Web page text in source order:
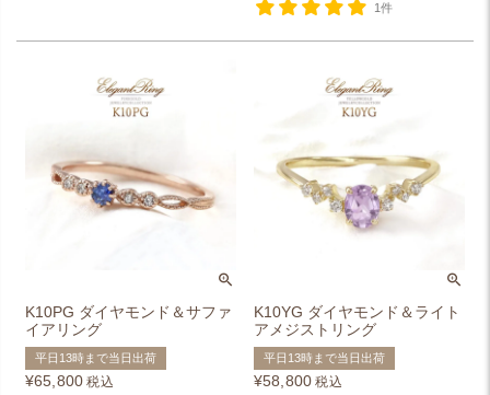
1件
K10PG ダイヤモンド＆サファ
イアリング
平日13時まで当日出荷
¥65,800 税込
K10YG ダイヤモンド＆ライト
アメジストリング
平日13時まで当日出荷
¥58,800 税込